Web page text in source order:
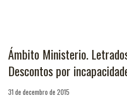
Ámbito Ministerio.
Descontos por
31 de decembro de 2015